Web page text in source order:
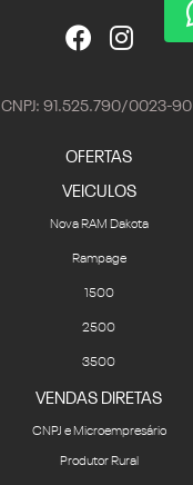
CNPJ: 91.525.790/0023-90
OFERTAS
VEICULOS
Nova RAM Dakota
Rampage
1500
2500
3500
VENDAS DIRETAS
CNPJ e Microempresário
Produtor Rural